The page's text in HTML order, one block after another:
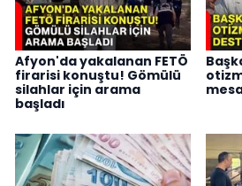
Afyon'da yakalanan FETÖ
firarisi konuştu! Gömülü
silahlar için arama
başladı